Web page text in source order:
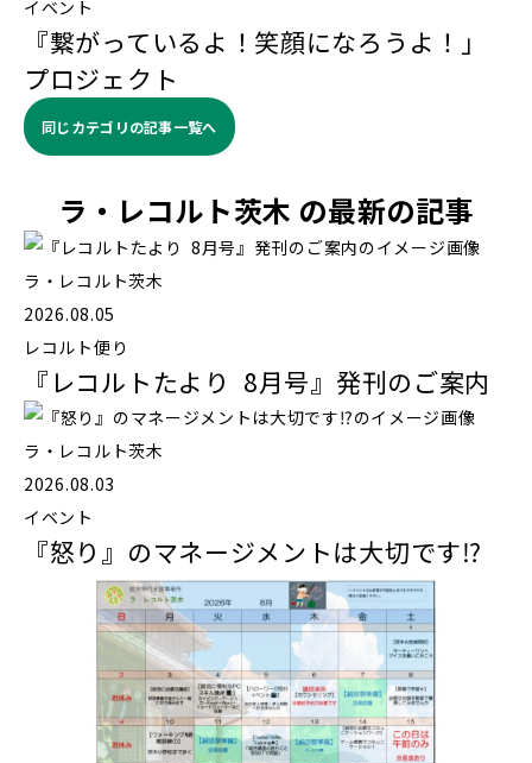
イベント
『繋がっているよ！笑顔になろうよ！」
プロジェクト
同じカテゴリの記事⼀覧へ
ラ・レコルト茨木 の最新の記事
ラ・レコルト茨木
2026.08.05
レコルト便り
『レコルトたより 8月号』発刊のご案内
ラ・レコルト茨木
2026.08.03
イベント
『怒り』のマネージメントは大切です⁉️